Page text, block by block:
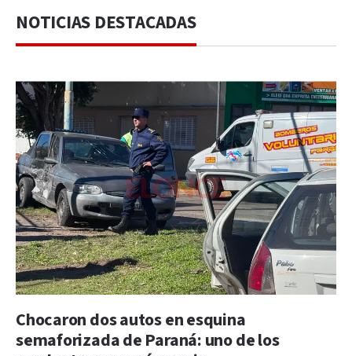
NOTICIAS DESTACADAS
Chocaron dos autos en esquina
semaforizada de Paraná: uno de los